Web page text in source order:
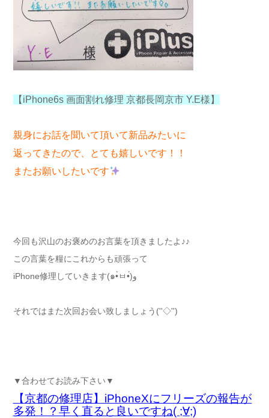
【iPhone6s 画面割れ修理 京都長岡京市 Y.E様】
親身にお話を聞いて頂いて新品みたいに
返ってきたので、とても嬉しいです！！
またお願いしたいです
今回も沢山のお褒めのお言葉を頂きましたよ♪♪
この言葉を糧にこれからも頑張って
iPhone修理していきます(๑•̀ㅂ•́)و
それではまた次回お会い致しましょう(''◇'')ゞ
▼合わせてお読み下さい▼
【京都の修理店】iPhoneXにフリーズの報告が
多発！？早く直ると良いですね( ;∀;)